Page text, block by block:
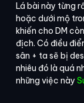
Lá bài này từng
hoặc dưới mộ
khiến cho DM
địch. Có điều
sân + ta sẽ bị
nhiêu đó là quá
những việc này